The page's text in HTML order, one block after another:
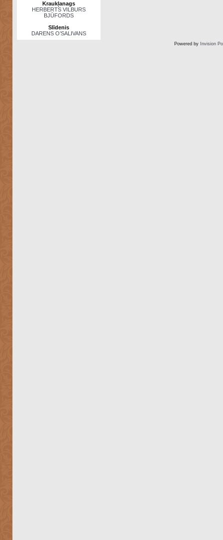
Kraukļanags
HERBERTS VILBURS
BJŪFORDS
Slīdenis
DARENS O’SALIVANS
Powered by Invision